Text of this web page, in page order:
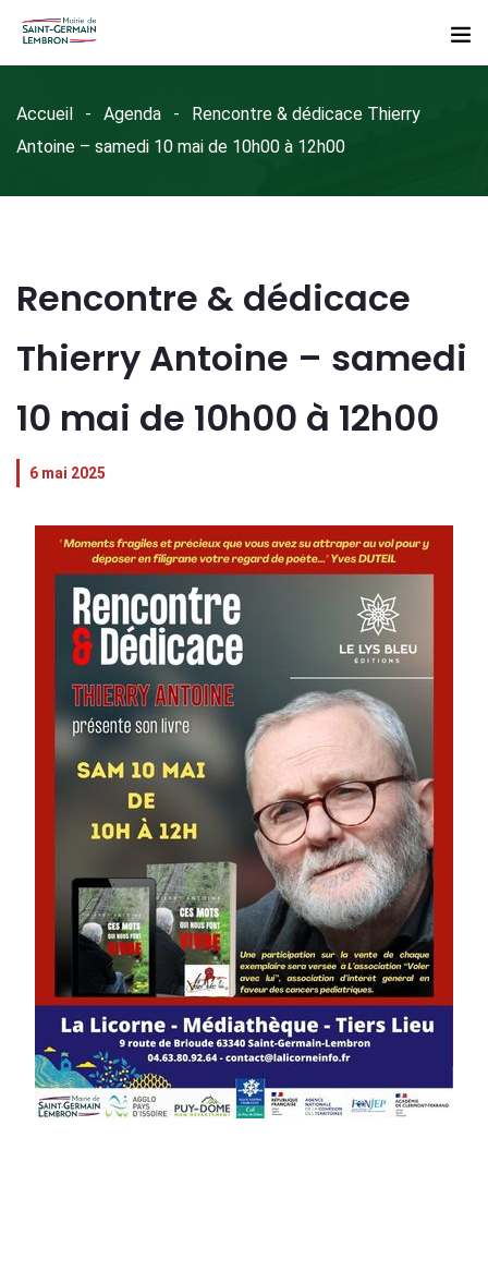
Accueil Agenda
Rencontre & dédicace Thierry
Antoine – samedi 10 mai de 10h00 à 12h00
Rencontre & dédicace
Thierry Antoine – samedi
10 mai de 10h00 à 12h00
6 mai 2025